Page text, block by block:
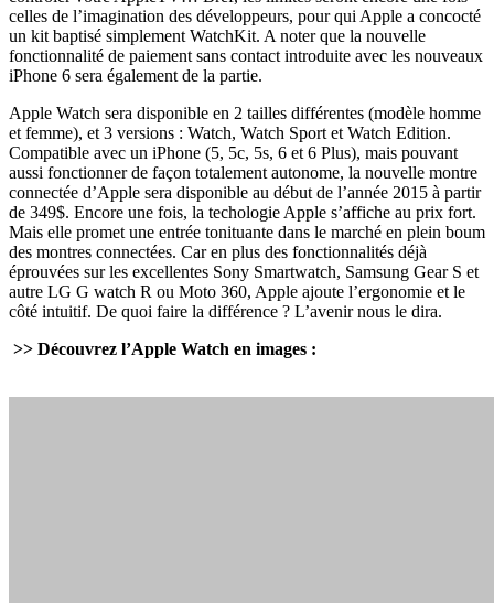
celles de l’imagination des développeurs, pour qui Apple a concocté
un kit baptisé simplement WatchKit. A noter que la nouvelle
fonctionnalité de paiement sans contact introduite avec les nouveaux
iPhone 6 sera également de la partie.
Apple Watch sera disponible en 2 tailles différentes (modèle homme
et femme), et 3 versions : Watch, Watch Sport et Watch Edition.
Compatible avec un iPhone (5, 5c, 5s, 6 et 6 Plus), mais pouvant
aussi fonctionner de façon totalement autonome, la nouvelle montre
connectée d’Apple sera disponible au début de l’année 2015 à partir
de 349$. Encore une fois, la techologie Apple s’affiche au prix fort.
Mais elle promet une entrée tonituante dans le marché en plein boum
des montres connectées. Car en plus des fonctionnalités déjà
éprouvées sur les excellentes Sony Smartwatch, Samsung Gear S et
autre LG G watch R ou Moto 360, Apple ajoute l’ergonomie et le
côté intuitif. De quoi faire la différence ? L’avenir nous le dira.
>> Découvrez l’Apple Watch en images :